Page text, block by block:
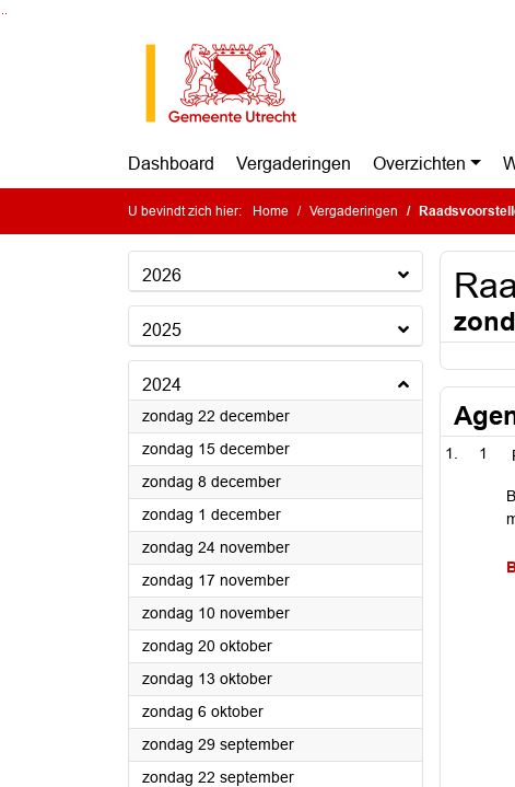
Dashboard Vergaderingen Overzichten
U bevindt zich hier: Home Vergaderingen
2026
2025
2024
zondag 22 december2024
zondag 15 december2024
zondag 8 december2024
zondag 1 december2024
zondag 24 november2024
zondag 17 november2024
zondag 10 november2024
zondag 20 oktober2024
zondag 13 oktober2024
zondag 6 oktober2024
zondag 29 september2024
zondag 22 september2024
1